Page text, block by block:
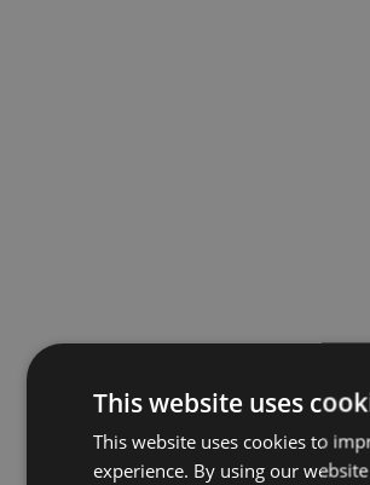
This website uses
This website uses cookies to
experience. By using our